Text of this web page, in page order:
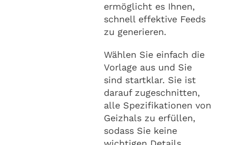
ermöglicht es Ihnen,
schnell effektive Feeds
zu generieren.
Wählen Sie einfach die
Vorlage aus und Sie
sind startklar. Sie ist
darauf zugeschnitten,
alle Spezifikationen von
Geizhals zu erfüllen,
sodass Sie keine